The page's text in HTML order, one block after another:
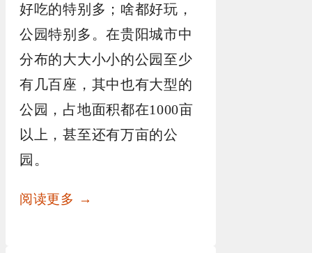
好吃的特别多；啥都好玩，
公园特别多。在贵阳城市中
分布的大大小小的公园至少
有几百座，其中也有大型的
公园，占地面积都在1000亩
以上，甚至还有万亩的公
园。
阅读更多 →